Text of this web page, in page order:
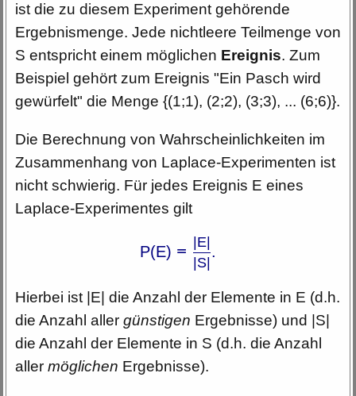
ist die zu diesem Experiment gehörende
Ergebnismenge. Jede nichtleere Teilmenge von
S entspricht einem möglichen Ereignis. Zum
Beispiel gehört zum Ereignis "Ein Pasch wird
gewürfelt" die Menge {(1;1), (2;2), (3;3), ... (6;6)}.
Die Berechnung von Wahrscheinlichkeiten im
Zusammenhang von Laplace-Experimenten ist
nicht schwierig. Für jedes Ereignis E eines
Laplace-Experimentes gilt
P(E) =
|E|
|S|
.
Hierbei ist |E| die Anzahl der Elemente in E (d.h.
die Anzahl aller günstigen Ergebnisse) und |S|
die Anzahl der Elemente in S (d.h. die Anzahl
aller möglichen Ergebnisse).